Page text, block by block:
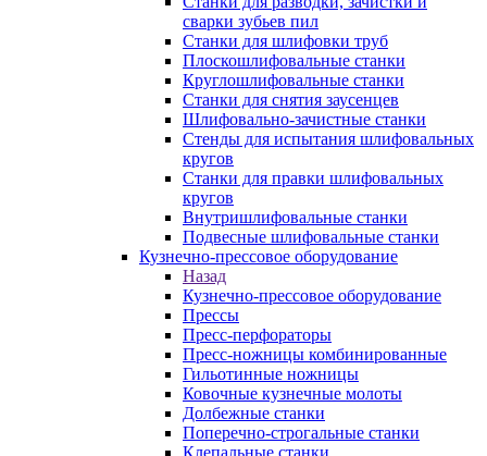
сварки зубьев пил
Станки для шлифовки труб
Плоскошлифовальные станки
Круглошлифовальные станки
Станки для снятия заусенцев
Шлифовально-зачистные станки
Стенды для испытания шлифовальных
кругов
Станки для правки шлифовальных
кругов
Внутришлифовальные станки
Подвесные шлифовальные станки
Кузнечно-прессовое оборудование
Назад
Кузнечно-прессовое оборудование
Прессы
Пресс-перфораторы
Пресс-ножницы комбинированные
Гильотинные ножницы
Ковочные кузнечные молоты
Долбежные станки
Поперечно-строгальные станки
Клепальные станки